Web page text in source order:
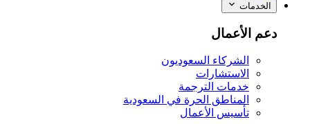
الخدمات
دعم الأعمال
الشركاء السعوديون
الاستشارات
خدمات الترجمة
المناطق الحرة في السعودية
تأسيس الأعمال